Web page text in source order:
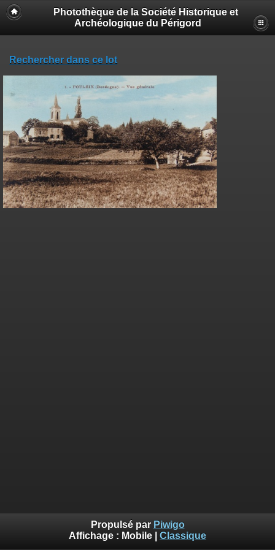
Photothèque de la Société Historique et
Archéologique du Périgord
Rechercher dans ce lot
Propulsé par Piwigo
Affichage : Mobile Classique